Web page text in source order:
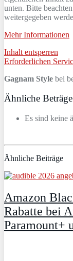
unten. Bitte
weitergegeben
Mehr Informationen
Inhalt entsperren
Erforderlichen
Gagnam Style bei
Ähnliche
Es sind keine
Ähnliche Beiträge
Amazon
Rabatte bei
Paramount+